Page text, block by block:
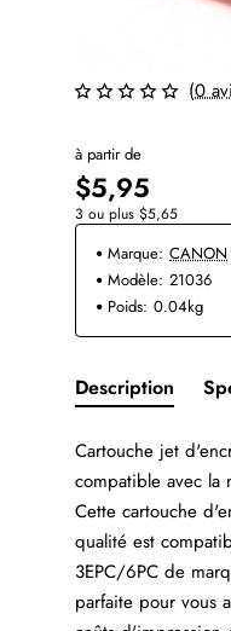
(0
à partir de
$5,95
3 ou plus $5,65
Marque: CANON
Modèle: 21036
Poids: 0.04kg
Description
Cartouche jet
compatible avec la
Cette cartouche
qualité est
3EPC/6PC de
parfaite pour vous